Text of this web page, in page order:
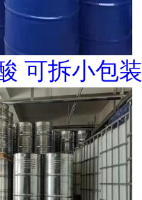
可拆小包装